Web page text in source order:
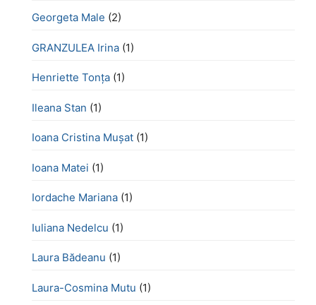
Georgeta Male (2)
GRANZULEA Irina (1)
Henriette Tonţa (1)
Ileana Stan (1)
Ioana Cristina Mușat (1)
Ioana Matei (1)
Iordache Mariana (1)
Iuliana Nedelcu (1)
Laura Bădeanu (1)
Laura-Cosmina Mutu (1)